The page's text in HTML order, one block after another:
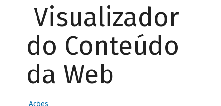
Visualizador
do Conteúdo
da Web
Ações